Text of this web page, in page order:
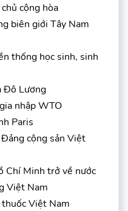
cộng hòa
biên giới Tây Nam
thống học sinh, sinh
Đô Lương
nhập WTO
Paris
cộng sản Việt
Minh trở về nước
Việt Nam
Việt Nam